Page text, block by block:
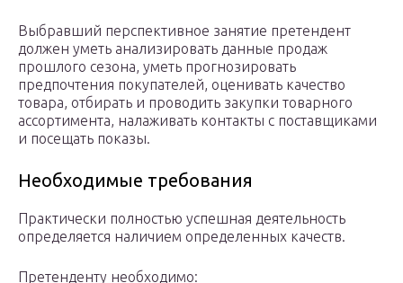
Выбравший перспективное занятие претендент
должен уметь анализировать данные продаж
прошлого сезона, уметь прогнозировать
предпочтения покупателей, оценивать качество
товара, отбирать и проводить закупки товарного
ассортимента, налаживать контакты с поставщиками
и посещать показы.
Необходимые требования
Практически полностью успешная деятельность
определяется наличием определенных качеств.
Претенденту необходимо: